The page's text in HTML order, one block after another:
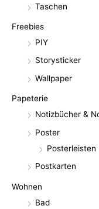
Taschen
Freebies
PIY
Storysticker
Wallpaper
Papeterie
Notizbücher &
Poster
Posterleisten
Postkarten
Wohnen
Bad